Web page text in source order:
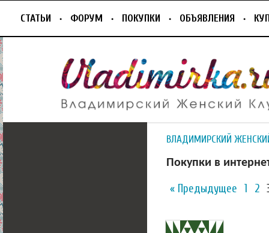
СТАТЬИ ФОРУМ ПОКУПКИ ОБЪЯВЛЕНИЯ
ВЛАДИМИРСКИЙ
Покупки в
« Предыдущее 1 2